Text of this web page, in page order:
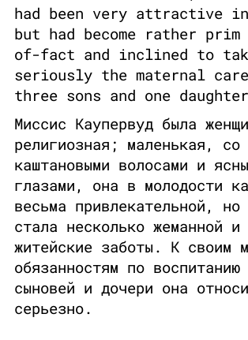
had been very attractive
but had become rather
of-fact and inclined to
seriously the maternal
three sons and one
Миссис Каупервуд была
религиозная; маленькая, со
каштановыми волосами и
глазами, она в молодости
весьма привлекательной,
стала несколько жеманной
житейские заботы. К своим
обязанностям по воспитанию
сыновей и дочери она
серьезно.